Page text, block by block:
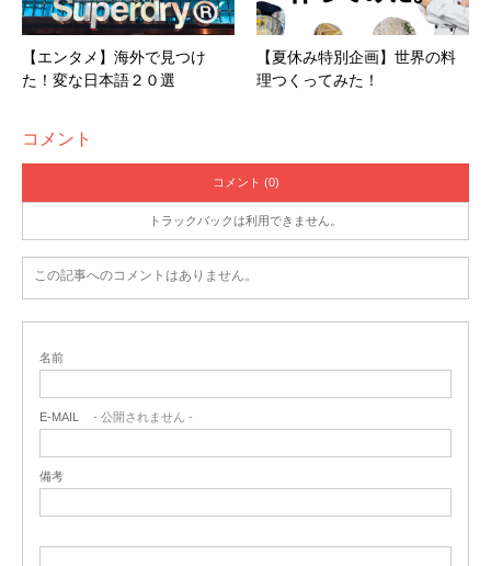
【エンタメ】海外で見つけ
た！変な日本語２０選
【夏休み特別企画】世界の料
理つくってみた！
コメント
コメント (0)
トラックバックは利用できません。
この記事へのコメントはありません。
名前
E-MAIL - 公開されません -
備考